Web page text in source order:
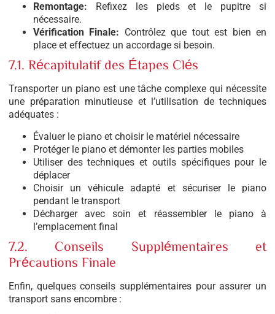
Remontage: Refixez les pieds et le pupitre si
nécessaire.
Vérification Finale: Contrôlez que tout est bien en
place et effectuez un accordage si besoin.
7.1. Récapitulatif des Étapes Clés
Transporter un piano est une tâche complexe qui nécessite
une préparation minutieuse et l’utilisation de techniques
adéquates :
Évaluer le piano et choisir le matériel nécessaire
Protéger le piano et démonter les parties mobiles
Utiliser des techniques et outils spécifiques pour le
déplacer
Choisir un véhicule adapté et sécuriser le piano
pendant le transport
Décharger avec soin et réassembler le piano à
l’emplacement final
7.2. Conseils Supplémentaires et
Précautions Finale
Enfin, quelques conseils supplémentaires pour assurer un
transport sans encombre :